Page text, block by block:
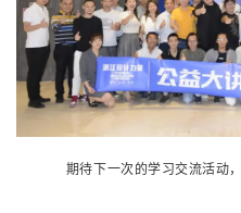
期待下一次的学习交流活动